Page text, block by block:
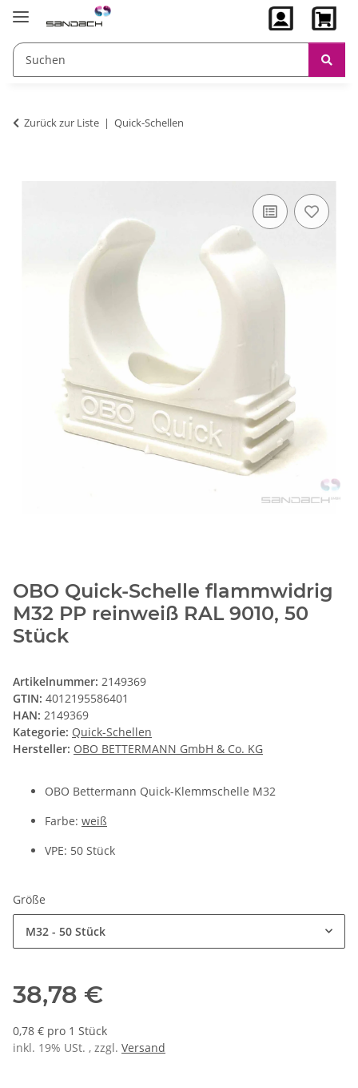
Zurück zur Liste Quick-Schellen
OBO Quick-Schelle flammwidrig
M32 PP reinweiß RAL 9010, 50
Stück
Artikelnummer: 2149369
GTIN: 4012195586401
HAN: 2149369
Kategorie: Quick-Schellen
Hersteller: OBO BETTERMANN GmbH & Co. KG
OBO Bettermann Quick-Klemmschelle M32
Farbe: weiß
VPE: 50 Stück
Größe
M32 - 50 Stück
38,78 €
0,78 € pro 1 Stück
inkl. 19% USt. , zzgl. Versand